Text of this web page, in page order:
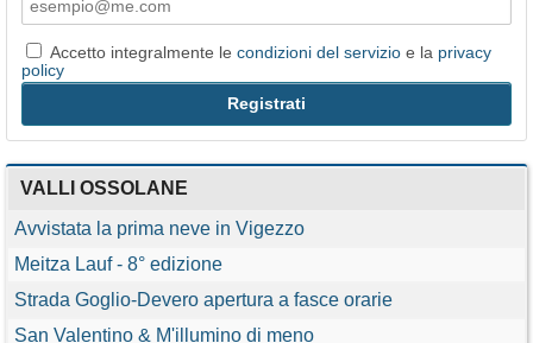
Accetto integralmente le condizioni del servizio e la privacy
policy
VALLI OSSOLANE
Avvistata la prima neve in Vigezzo
Meitza Lauf - 8° edizione
Strada Goglio-Devero apertura a fasce orarie
San Valentino & M'illumino di meno